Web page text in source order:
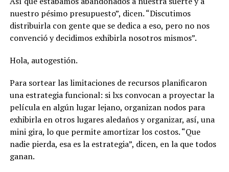
nuestro pésimo presupuesto”, dicen. “Discutimos
distribuirla con gente que se dedica a eso, pero no nos
convenció y decidimos exhibirla nosotros mismos”.
Hola, autogestión.
Para sortear las limitaciones de recursos planificaron
una estrategia funcional: si lxs convocan a proyectar la
película en algún lugar lejano, organizan nodos para
exhibirla en otros lugares aledaños y organizar, así, una
mini gira, lo que permite amortizar los costos. “Que
nadie pierda, esa es la estrategia”, dicen, en la que todos
ganan.